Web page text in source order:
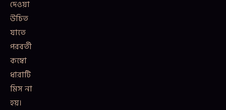
দেওয়া
উচিত
যাতে
পরবর্তী
কম্বো
ধারাটি
মিস না
হয়।